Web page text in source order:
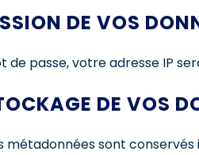
DE VOS
passe, votre adresse IP
DE VOS
métadonnées sont